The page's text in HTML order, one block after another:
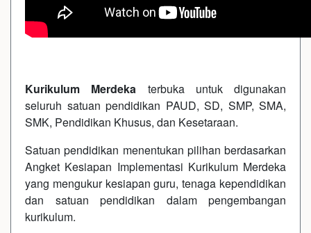
Kurikulum Merdeka terbuka untuk digunakan
seluruh satuan pendidikan PAUD, SD, SMP, SMA,
SMK, Pendidikan Khusus, dan Kesetaraan.
Satuan pendidikan menentukan pilihan berdasarkan
Angket Kesiapan Implementasi Kurikulum Merdeka
yang mengukur kesiapan guru, tenaga kependidikan
dan satuan pendidikan dalam pengembangan
kurikulum.